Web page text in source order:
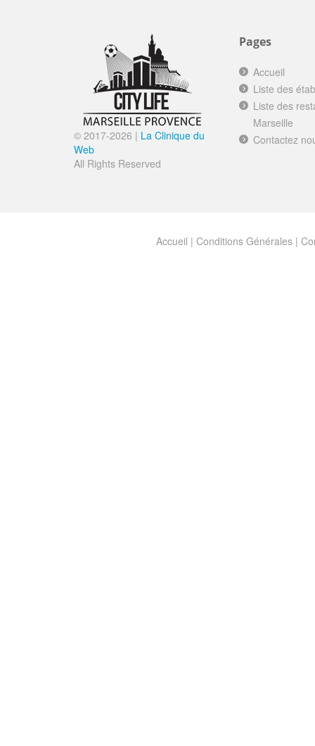
© 2017-2026 | La Clinique du
Web
All Rights Reserved
Pages
Accueil
Liste des
Liste des
Marseille
Contactez
Accueil | Conditions Générales|